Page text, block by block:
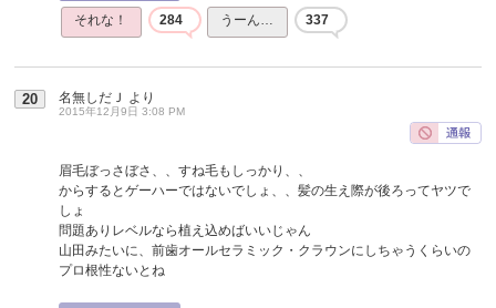
それな！ 284 うーん… 337
20 名無しだＪ より
2015年12月9日 3:08 PM
眉毛ぼっさぼさ、、すね毛もしっかり、、
からするとゲーハーではないでしょ、、髪の生え際が後ろってヤツで
しょ
問題ありレベルなら植え込めばいいじゃん
山田みたいに、前歯オールセラミック・クラウンにしちゃうくらいの
プロ根性ないとね